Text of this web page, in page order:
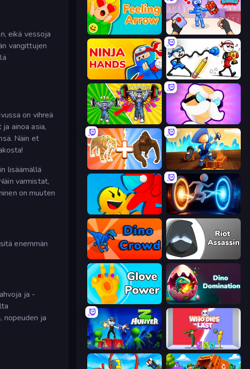
eikä vessoja
vangittujen
on vihreä
ainoa asia,
Näin et
lisäämällä
varmistat,
on muuten
enemmän
ja -
nopeuden ja
Feeling Arrow TNT Bomber
Ninja Hands Doodle Smash
Obby: Gym Simulator, Escape Mutant Idle
Animal DNA Run Captains Idle
Riot Escape Portal Escape
Dino Crowd Riot Assassin
Glove Power Dino Domination
Z Hunter Who Dies Last?